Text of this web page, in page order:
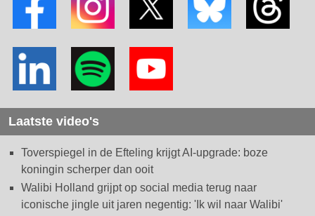
Laatste video's
Toverspiegel in de Efteling krijgt AI-upgrade: boze
koningin scherper dan ooit
Walibi Holland grijpt op social media terug naar
iconische jingle uit jaren negentig: 'Ik wil naar Walibi'